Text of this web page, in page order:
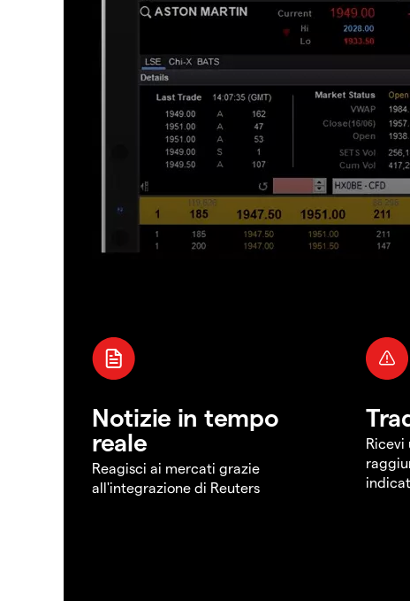
Notizie in tempo
reale
Reagisci ai mercati grazie
all'integrazione di Reuters